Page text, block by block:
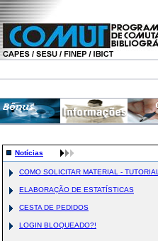
Notícias
COMO SOLICITAR MATERIAL - TUTORIAL
ELABORAÇÃO DE ESTATÍSTICAS
CESTA DE PEDIDOS
LOGIN BLOQUEADO?!